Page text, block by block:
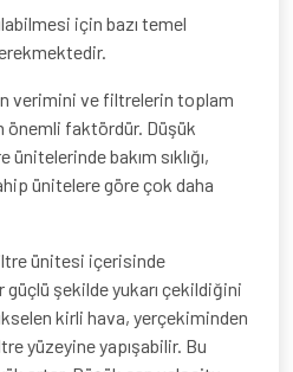
için bazı temel
verimini ve filtrelerin toplam
önemli faktördür. Düşük
bakım sıklığı,
ünitelere göre çok daha
ünitesi içerisinde
güçlü şekilde yukarı çekildiğini
kirli hava, yerçekiminden
yüzeyine yapışabilir. Bu